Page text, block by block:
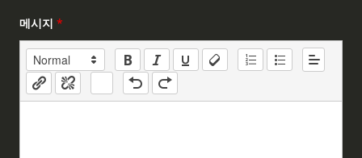
메시지 *